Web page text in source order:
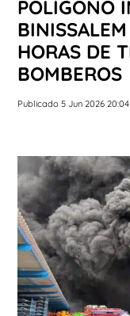
POLÍGONO
HORAS DE
BOMBEROS
Publicado 5 Jun 2026 20:04